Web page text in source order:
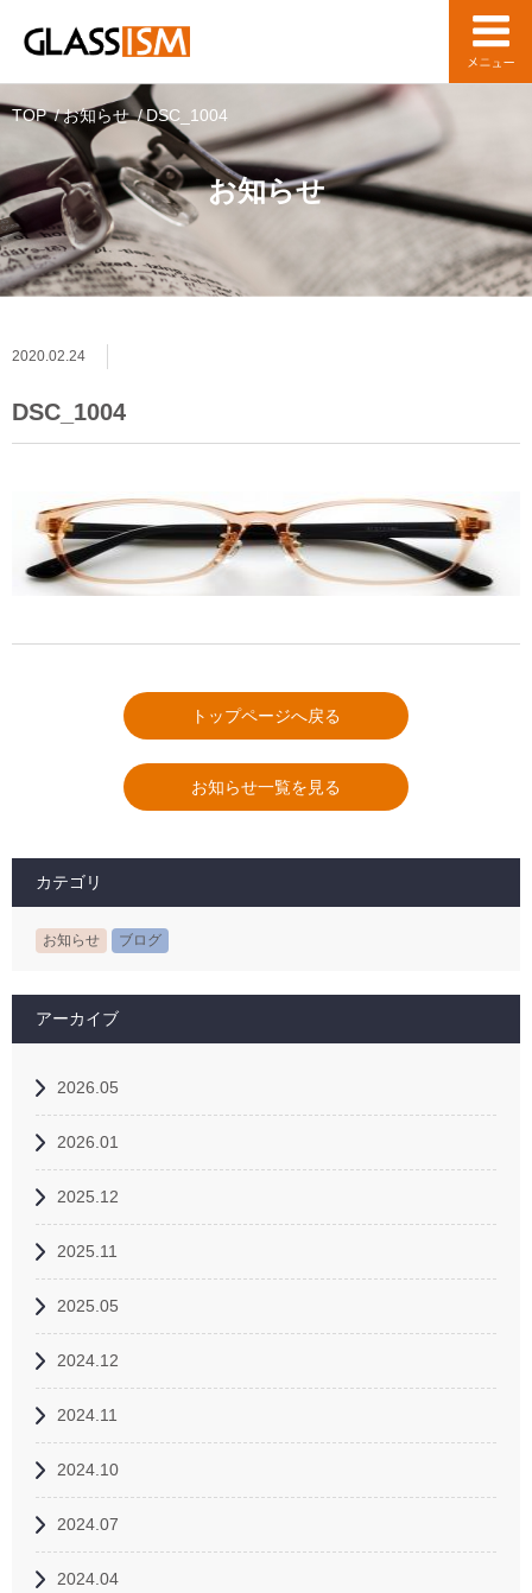
お知らせ
TOP お知らせ DSC_1004
2020.02.24
DSC_1004
トップページへ戻る
お知らせ一覧を見る
カテゴリ
お知らせ ブログ
アーカイブ
2026.05
2026.01
2025.12
2025.11
2025.05
2024.12
2024.11
2024.10
2024.07
2024.04